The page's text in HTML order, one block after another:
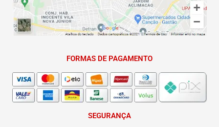
FORMAS DE PAGAMENTO
SEGURANÇA